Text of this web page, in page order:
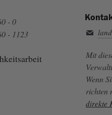
- 0
- 1123
Mit
Wenn
richten
direkte